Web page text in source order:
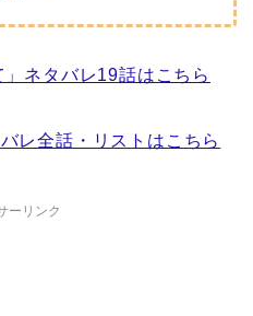
」ネタバレ19話はこちら
レ全話・リストはこちら
ーリンク